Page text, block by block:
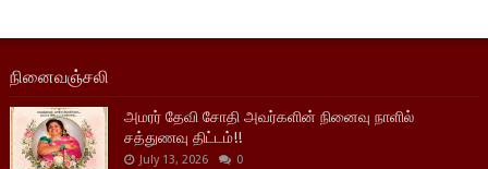
நினைவஞ்சலி
அமரர் தேவி சோதி அவர்களின் நினைவு நாளில்
சத்துணவு திட்டம்!!
July 13, 2026 0